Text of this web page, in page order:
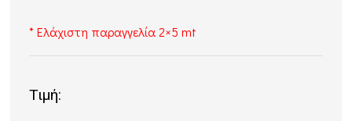
* Ελάχιστη παραγγελία 2×5 mt
Τιμή: